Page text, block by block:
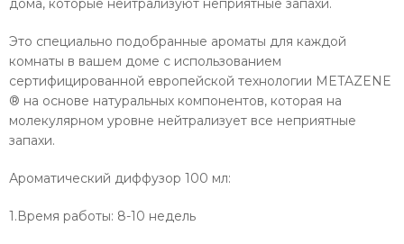
Это специально подобранные ароматы для каждой
комнаты в вашем доме с использованием
сертифицированной европейской технологии METAZENE
® на основе натуральных компонентов, которая на
молекулярном уровне нейтрализует все неприятные
запахи.
Ароматический диффузор 100 мл:
1.Время работы: 8-10 недель